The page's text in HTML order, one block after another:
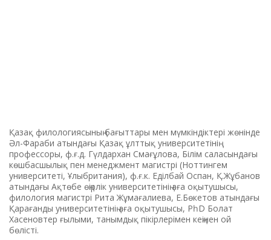
Қазақ филологиясының бағыттары мен мүмкіндіктері жөнінде
Әл-Фараби атындағы Қазақ ұлттық университетінің
профессоры, ф.ғ.д. Гүлдархан Смағұлова, Білім саласындағы
көшбасшылық пен менеджмент магистрі (Ноттингем
университеті, Ұлыбритания), ф.ғ.к. Еділбай Оспан, Қ.Жұбанов
атындағы Ақтөбе өңірлік университетінің аға оқытушысы,
филология магистрі Рита Жұмағалиева, Е.Бөкетов атындағы
Қарағанды университетінің аға оқытушысы, РһD Болат
Хасеновтер ғылыми, танымдық пікірлерімен кеңінен ой
бөлісті.